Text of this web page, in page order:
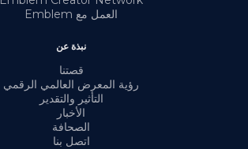
العمل مع Emblem
نبذة عن
قصتنا
رؤية المعرض العالمي الرقمي
التأثير والتقدير
الأخبار
الصحافة
اتصل بنا